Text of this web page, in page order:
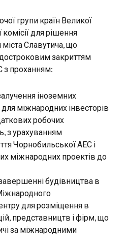
групи країн Великої
для рішення
Славутича, що
закриттям
з проханням:
іноземних
для міжнародних інвесторів
робочих
з урахуванням
Чорнобильської АЕС і
міжнародних проектів до
будівництва в
для розміщення в
представництв і фірм, що
за міжнародними